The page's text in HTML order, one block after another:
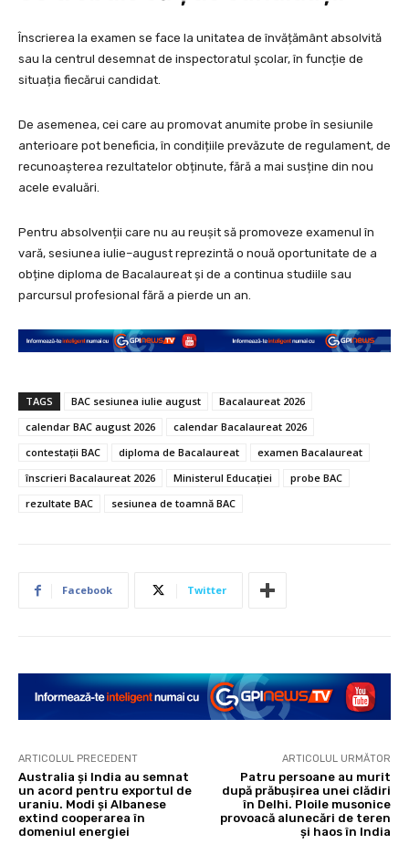
Înscrierea la examen se face la unitatea de învățământ absolvită
sau la centrul desemnat de inspectoratul școlar, în funcție de
situația fiecărui candidat.
De asemenea, cei care au promovat anumite probe în sesiunile
anterioare pot beneficia, în condițiile prevăzute de regulament, de
recunoașterea rezultatelor obținute, fără a mai susține din nou
acele evaluări.
Pentru absolvenții care nu au reușit să promoveze examenul în
vară, sesiunea iulie–august reprezintă o nouă oportunitate de a
obține diploma de Bacalaureat și de a continua studiile sau
parcursul profesional fără a pierde un an.
TAGS BAC sesiunea iulie august
Bacalaureat 2026
calendar BAC august 2026
calendar Bacalaureat 2026
contestații BAC
diploma de Bacalaureat
examen Bacalaureat
înscrieri Bacalaureat 2026
Ministerul Educației
probe BAC
rezultate BAC
sesiunea de toamnă BAC
Facebook Twitter
ARTICOLUL PRECEDENT
Australia și India au semnat
un acord pentru exportul de
uraniu. Modi și Albanese
extind cooperarea în
domeniul energiei
ARTICOLUL URMĂTOR
Patru persoane au murit
după prăbușirea unei clădiri
în Delhi. Ploile musonice
provoacă alunecări de teren
și haos în India